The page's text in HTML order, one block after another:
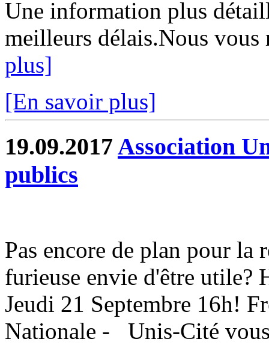
Une information plus
meilleurs délais.Nous vous
plus]
[En savoir plus]
19.09.2017 Association
publics
Pas encore de plan pour la
furieuse envie d'être utile?
Jeudi 21 Septembre 16h!
Nationale - Unis-Cité